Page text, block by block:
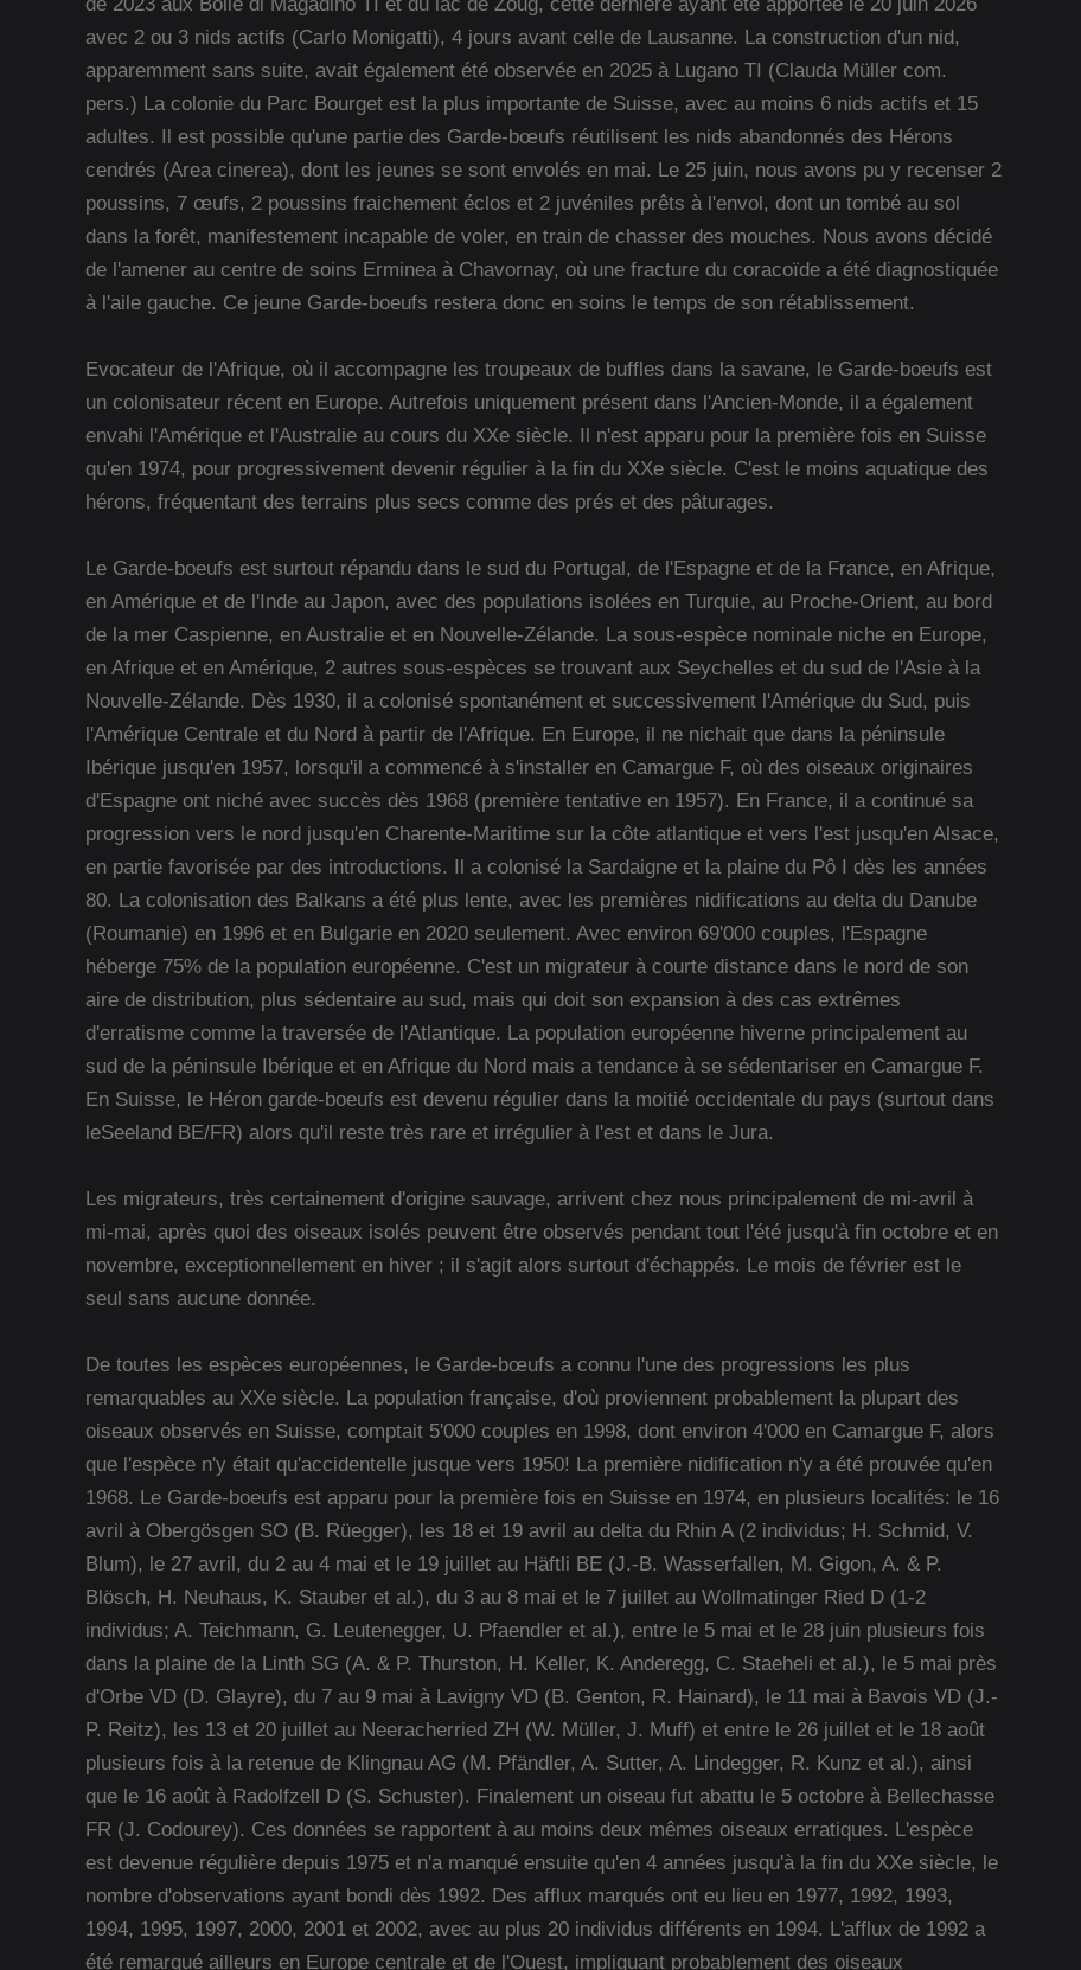
avec 2 ou 3 nids actifs (Carlo Monigatti), 4 jours avant celle de Lausanne. La construction d'un nid,
apparemment sans suite, avait également été observée en 2025 à Lugano TI (Clauda Müller com.
pers.) La colonie du Parc Bourget est la plus importante de Suisse, avec au moins 6 nids actifs et 15
adultes. Il est possible qu'une partie des Garde-bœufs réutilisent les nids abandonnés des Hérons
cendrés (Area cinerea), dont les jeunes se sont envolés en mai. Le 25 juin, nous avons pu y recenser 2
poussins, 7 œufs, 2 poussins fraichement éclos et 2 juvéniles prêts à l'envol, dont un tombé au sol
dans la forêt, manifestement incapable de voler, en train de chasser des mouches. Nous avons décidé
de l'amener au centre de soins Erminea à Chavornay, où une fracture du coracoïde a été diagnostiquée
à l'aile gauche. Ce jeune Garde-boeufs restera donc en soins le temps de son rétablissement.
Evocateur de l'Afrique, où il accompagne les troupeaux de buffles dans la savane, le Garde-boeufs est
un colonisateur récent en Europe. Autrefois uniquement présent dans l'Ancien-Monde, il a également
envahi l'Amérique et l'Australie au cours du XXe siècle. Il n'est apparu pour la première fois en Suisse
qu'en 1974, pour progressivement devenir régulier à la fin du XXe siècle. C'est le moins aquatique des
hérons, fréquentant des terrains plus secs comme des prés et des pâturages.
Le Garde-boeufs est surtout répandu dans le sud du Portugal, de l'Espagne et de la France, en Afrique,
en Amérique et de l'Inde au Japon, avec des populations isolées en Turquie, au Proche-Orient, au bord
de la mer Caspienne, en Australie et en Nouvelle-Zélande. La sous-espèce nominale niche en Europe,
en Afrique et en Amérique, 2 autres sous-espèces se trouvant aux Seychelles et du sud de l'Asie à la
Nouvelle-Zélande. Dès 1930, il a colonisé spontanément et successivement l'Amérique du Sud, puis
l'Amérique Centrale et du Nord à partir de l'Afrique. En Europe, il ne nichait que dans la péninsule
Ibérique jusqu'en 1957, lorsqu'il a commencé à s'installer en Camargue F, où des oiseaux originaires
d'Espagne ont niché avec succès dès 1968 (première tentative en 1957). En France, il a continué sa
progression vers le nord jusqu'en Charente-Maritime sur la côte atlantique et vers l'est jusqu'en Alsace,
en partie favorisée par des introductions. Il a colonisé la Sardaigne et la plaine du Pô I dès les années
80. La colonisation des Balkans a été plus lente, avec les premières nidifications au delta du Danube
(Roumanie) en 1996 et en Bulgarie en 2020 seulement. Avec environ 69'000 couples, l'Espagne
héberge 75% de la population européenne. C'est un migrateur à courte distance dans le nord de son
aire de distribution, plus sédentaire au sud, mais qui doit son expansion à des cas extrêmes
d'erratisme comme la traversée de l'Atlantique. La population européenne hiverne principalement au
sud de la péninsule Ibérique et en Afrique du Nord mais a tendance à se sédentariser en Camargue F.
En Suisse, le Héron garde-boeufs est devenu régulier dans la moitié occidentale du pays (surtout dans
leSeeland BE/FR) alors qu'il reste très rare et irrégulier à l'est et dans le Jura.
Les migrateurs, très certainement d'origine sauvage, arrivent chez nous principalement de mi-avril à
mi-mai, après quoi des oiseaux isolés peuvent être observés pendant tout l'été jusqu'à fin octobre et en
novembre, exceptionnellement en hiver ; il s'agit alors surtout d'échappés. Le mois de février est le
seul sans aucune donnée.
De toutes les espèces européennes, le Garde-bœufs a connu l'une des progressions les plus
remarquables au XXe siècle. La population française, d'où proviennent probablement la plupart des
oiseaux observés en Suisse, comptait 5'000 couples en 1998, dont environ 4'000 en Camargue F, alors
que l'espèce n'y était qu'accidentelle jusque vers 1950! La première nidification n'y a été prouvée qu'en
1968. Le Garde-boeufs est apparu pour la première fois en Suisse en 1974, en plusieurs localités: le 16
avril à Obergösgen SO (B. Rüegger), les 18 et 19 avril au delta du Rhin A (2 individus; H. Schmid, V.
Blum), le 27 avril, du 2 au 4 mai et le 19 juillet au Häftli BE (J.-B. Wasserfallen, M. Gigon, A. & P.
Blösch, H. Neuhaus, K. Stauber et al.), du 3 au 8 mai et le 7 juillet au Wollmatinger Ried D (1-2
individus; A. Teichmann, G. Leutenegger, U. Pfaendler et al.), entre le 5 mai et le 28 juin plusieurs fois
dans la plaine de la Linth SG (A. & P. Thurston, H. Keller, K. Anderegg, C. Staeheli et al.), le 5 mai près
d'Orbe VD (D. Glayre), du 7 au 9 mai à Lavigny VD (B. Genton, R. Hainard), le 11 mai à Bavois VD (J.-
P. Reitz), les 13 et 20 juillet au Neeracherried ZH (W. Müller, J. Muff) et entre le 26 juillet et le 18 août
plusieurs fois à la retenue de Klingnau AG (M. Pfändler, A. Sutter, A. Lindegger, R. Kunz et al.), ainsi
que le 16 août à Radolfzell D (S. Schuster). Finalement un oiseau fut abattu le 5 octobre à Bellechasse
FR (J. Codourey). Ces données se rapportent à au moins deux mêmes oiseaux erratiques. L'espèce
est devenue régulière depuis 1975 et n'a manqué ensuite qu'en 4 années jusqu'à la fin du XXe siècle, le
nombre d'observations ayant bondi dès 1992. Des afflux marqués ont eu lieu en 1977, 1992, 1993,
1994, 1995, 1997, 2000, 2001 et 2002, avec au plus 20 individus différents en 1994. L'afflux de 1992 a
été remarqué ailleurs en Europe centrale et de l'Ouest, impliquant probablement des oiseaux